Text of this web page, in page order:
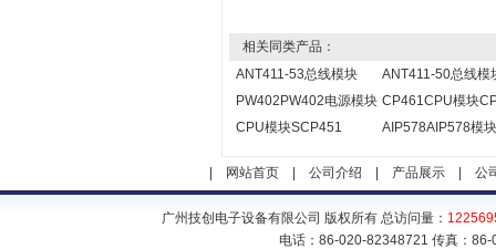
相关同类产品：
ANT411-53总线模块
ANT411-50总线模
PW402PW402电源模块 CP461CPU模块
CPU模块SCP451
AIP578AIP578模块
网站首页| 公司介绍 产品展示| 公
广州技创电子设备有限公司 版权所有 总访问量：
电话：86-020-82348721 传真：